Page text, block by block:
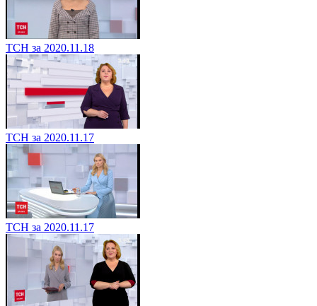
ТСН за 2020.11.18
ТСН за 2020.11.17
ТСН за 2020.11.17